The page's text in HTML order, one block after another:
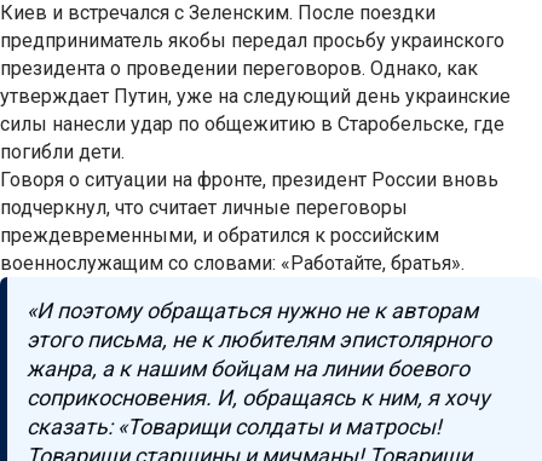
Киев и встречался с Зеленским. После поездки
предприниматель якобы передал просьбу украинского
президента о проведении переговоров. Однако, как
утверждает Путин, уже на следующий день украинские
силы нанесли удар по общежитию в Старобельске, где
погибли дети.
Говоря о ситуации на фронте, президент России вновь
подчеркнул, что считает личные переговоры
преждевременными, и обратился к российским
военнослужащим со словами: «Работайте, братья».
«И поэтому обращаться нужно не к авторам
этого письма, не к любителям эпистолярного
жанра, а к нашим бойцам на линии боевого
соприкосновения. И, обращаясь к ним, я хочу
сказать: «Товарищи солдаты и матросы!